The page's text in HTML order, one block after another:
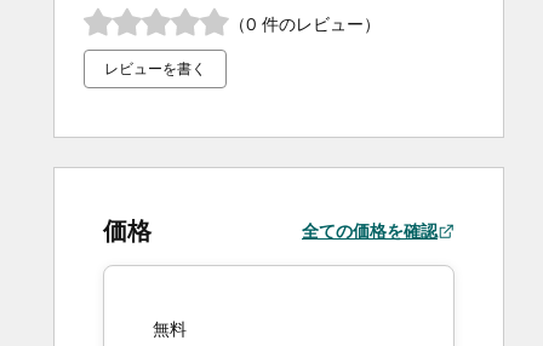
（0 件のレビュー）
レビューを書く
価格 全ての価格を確認
無料